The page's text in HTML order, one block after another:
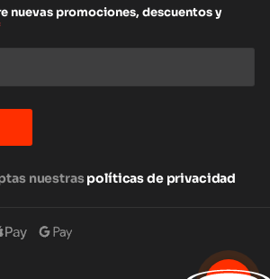
nuevas promociones, descuentos y
nuestraspolíticas de privacidad